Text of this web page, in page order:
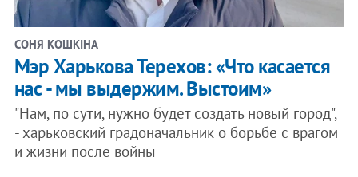
СОНЯ КОШКІНА
Мэр Харькова Терехов: «Что касается
нас - мы выдержим. Выстоим»
"Нам, по сути, нужно будет создать новый город",
- харьковский градоначальник о борьбе с врагом
и жизни после войны